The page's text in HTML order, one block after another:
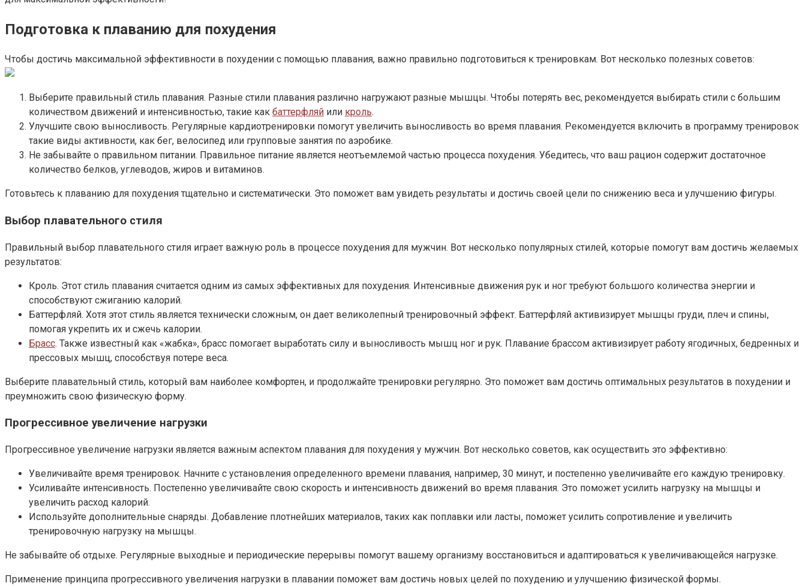
Подготовка к плаванию для похудения
Чтобы достичь максимальной эффективности в похудении с помощью плавания, важно правильно подготовиться к тренировкам. Вот несколько полезных советов:
Выберите правильный стиль плавания. Разные стили плавания различно нагружают разные мышцы. Чтобы потерять вес, рекомендуется выбирать стили с большим
количеством движений и интенсивностью, такие как баттерфляй или кроль.
Улучшите свою выносливость. Регулярные кардиотренировки помогут увеличить выносливость во время плавания. Рекомендуется включить в программу тренировок
такие виды активности, как бег, велосипед или групповые занятия по аэробике.
Не забывайте о правильном питании. Правильное питание является неотъемлемой частью процесса похудения. Убедитесь, что ваш рацион содержит достаточное
количество белков, углеводов, жиров и витаминов.
Готовьтесь к плаванию для похудения тщательно и систематически. Это поможет вам увидеть результаты и достичь своей цели по снижению веса и улучшению фигуры.
Выбор плавательного стиля
Правильный выбор плавательного стиля играет важную роль в процессе похудения для мужчин. Вот несколько популярных стилей, которые помогут вам достичь желаемых
результатов:
Кроль. Этот стиль плавания считается одним из самых эффективных для похудения. Интенсивные движения рук и ног требуют большого количества энергии и
способствуют сжиганию калорий.
Баттерфляй. Хотя этот стиль является технически сложным, он дает великолепный тренировочный эффект. Баттерфляй активизирует мышцы груди, плеч и спины,
помогая укрепить их и сжечь калории.
Брасс. Также известный как «жабка», брасс помогает выработать силу и выносливость мышц ног и рук. Плавание брассом активизирует работу ягодичных, бедренных и
прессовых мышц, способствуя потере веса.
Выберите плавательный стиль, который вам наиболее комфортен, и продолжайте тренировки регулярно. Это поможет вам достичь оптимальных результатов в похудении и
преумножить свою физическую форму.
Прогрессивное увеличение нагрузки
Прогрессивное увеличение нагрузки является важным аспектом плавания для похудения у мужчин. Вот несколько советов, как осуществить это эффективно:
Увеличивайте время тренировок. Начните с установления определенного времени плавания, например, 30 минут, и постепенно увеличивайте его каждую тренировку.
Усиливайте интенсивность. Постепенно увеличивайте свою скорость и интенсивность движений во время плавания. Это поможет усилить нагрузку на мышцы и
увеличить расход калорий.
Используйте дополнительные снаряды. Добавление плотнейших материалов, таких как поплавки или ласты, поможет усилить сопротивление и увеличить
тренировочную нагрузку на мышцы.
Не забывайте об отдыхе. Регулярные выходные и периодические перерывы помогут вашему организму восстановиться и адаптироваться к увеличивающейся нагрузке.
Применение принципа прогрессивного увеличения нагрузки в плавании поможет вам достичь новых целей по похудению и улучшению физической формы.